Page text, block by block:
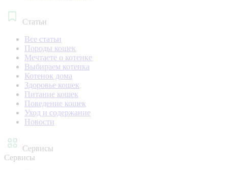
Статьи
Все статьи
Породы кошек
Мечтаете о котенке
Выбираем котенка
Котенок дома
Здоровье кошек
Питание кошек
Поведение кошек
Уход и содержание
Новости
Сервисы
Сервисы